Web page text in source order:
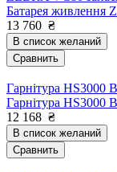
Батарея живлення
13 760 ₴
В список желаний
Сравнить
Гарнітура HS3000
Гарнітура HS3000
12 168 ₴
В список желаний
Сравнить